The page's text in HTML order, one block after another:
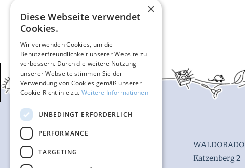
Katzenberg 2
×
Diese Webseite verwendet
Cookies.
Wir verwenden Cookies, um die
Benutzerfreundlichkeit unserer Website zu
verbessern. Durch die weitere Nutzung
unserer Webseite stimmen Sie der
Verwendung von Cookies gemäß unserer
Cookie-Richtlinie zu. Weitere Informationen
UNBEDINGT ERFORDERLICH
PERFORMANCE
TARGETING